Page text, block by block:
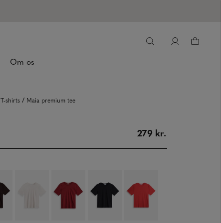
Om os
T-shirts / Maia premium tee
279 kr.